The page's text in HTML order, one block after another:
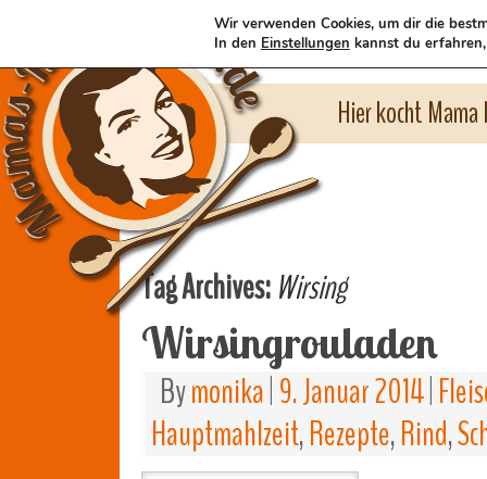
Hier kocht
Tag Archives:Wirsing
Wirsingrouladen
Bymonika 9. Januar 2014
Hauptmahlzeit,Rezepte,Rind,
Wir verwenden Cookies, um dir die
In den Einstellungen kannst du